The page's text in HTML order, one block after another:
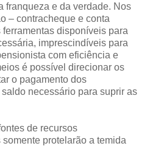
franqueza e da verdade. Nos
– contracheque e conta
disponíveis para
imprescindíveis para
com eficiência e
é possível direcionar os
o pagamento dos
necessário para suprir as
de recursos
protelarão a temida